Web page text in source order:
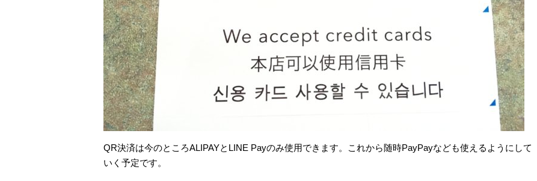
QR決済は今のところALIPAYとLINE Payのみ使用できます。これから随時PayPayなども使えるようにして
いく予定です。